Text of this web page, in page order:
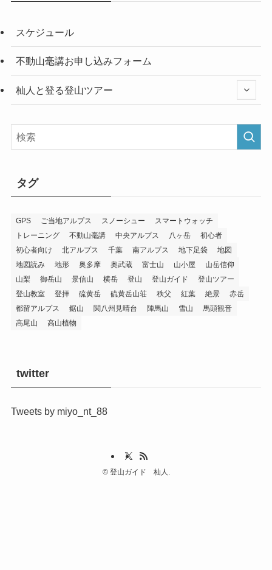
スケジュール
不動山毫講お申し込みフォーム
杣人と登る登山ツアー
タグ
GPS ご当地アルプス スノーシュー
スマートウォッチ
トレーニング
不動山毫講 中央アルプス 八ヶ岳
初心者
初心者向け
北アルプス 千葉 南アルプス 地下足袋
地図
地図読み
地形 奥多摩 奥武蔵 富士山 山小屋
山岳信仰
山梨
御岳山 景信山 横岳 登山 登山ガイド
登山ツアー
登山教室
登拝 硫黄岳 硫黄岳山荘 秩父 紅葉 絶景
赤岳
都留アルプス
鋸山 関八州見晴台 陣馬山 雪山
馬頭観音
高尾山
高山植物
twitter
Tweets by miyo_nt_88
©登山ガイド 杣人.